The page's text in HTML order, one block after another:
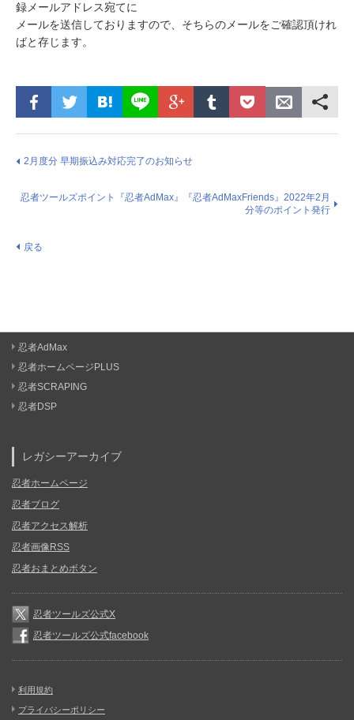
録メールアドレス宛てに
メールを送信しておりますので、そちらのメールをご確認頂けれ
ばと存じます。
2月度分 早期振込み対応完了のお知らせ
忍者ツールズポイント『忍者AdMax』『忍者AdMaxFriends』2022年2月
分等のポイント発行
戻る
忍者AdMax
忍者ホームページPLUS
忍者SCRAPING
忍者DSP
レガシーアーカイブ
忍者ホームページ
忍者ブログ
忍者アクセス解析
忍者画像RSS
忍者おまとめボタン
忍者ツールズ公式X
忍者ツールズ公式facebook
利用規約
プライバシーポリシー